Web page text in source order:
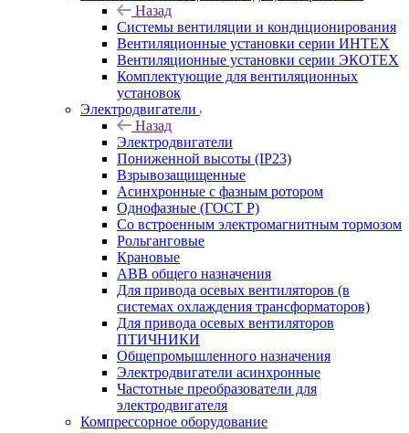
Назад
Системы вентиляции и кондиционирования
Вентиляционные установки серии ИНТЕХ
Вентиляционные установки серии ЭКОТЕХ
Комплектующие для вентиляционных
установок
Электродвигатели
Назад
Электродвигатели
Пониженной высоты (IP23)
Взрывозащищенные
Асинхронные с фазным ротором
Однофазные (ГОСТ Р)
Со встроенным электромагнитным тормозом
Рольганговые
Крановые
АВВ общего назначения
Для привода осевых вентиляторов (в
системах охлаждения трансформаторов)
Для привода осевых вентиляторов
ПТИЧНИКИ
Общепромышленного назначения
Электродвигатели асинхронные
Частотные преобразователи для
электродвигателя
Компрессорное оборудование